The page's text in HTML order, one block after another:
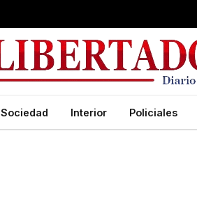
Sociedad Interior Policiales